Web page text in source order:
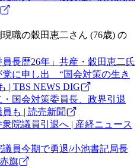
現職の穀田恵二さん (76歳) の
員長歴26年」共産・穀田恵二氏
に申し出 “国会対策の生き
| TBS NEWS DIG
国会対策委員長、政界引退
も | 読売新聞
院議員引退へ | 産経ニュース
員今期で勇退/小池書記局長
旗